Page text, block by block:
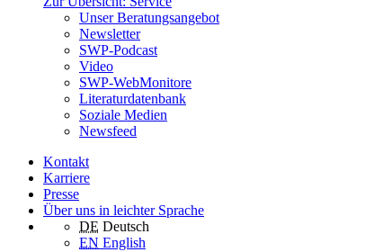
Unser Beratungsangebot
Newsletter
SWP-Podcast
Video
SWP-WebMonitore
Literaturdatenbank
Soziale Medien
Newsfeed
Kontakt
Karriere
Presse
Über uns in leichter Sprache
DE Deutsch
EN English